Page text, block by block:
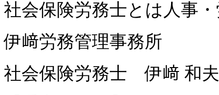
社会保険労務士とは人事
伊﨑労務管理事務所
社会保険労務士 伊﨑 和夫